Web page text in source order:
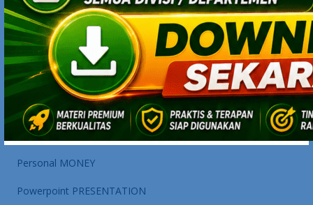
Business VIDEO
EntrepreneurSHIP
Human CAPITAL
Management BOOKS
Management SKILLS
Personal MONEY
Powerpoint PRESENTATION